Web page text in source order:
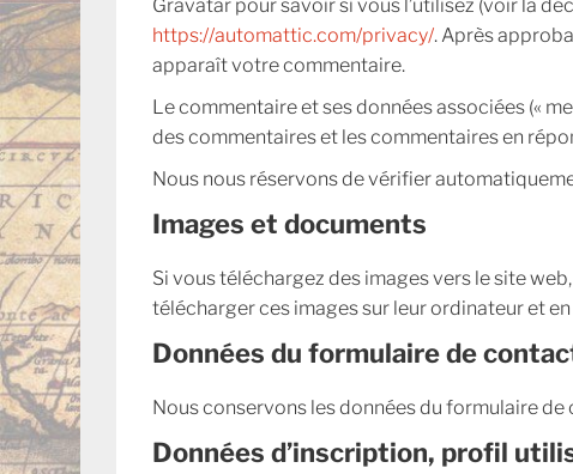
Gravatar pour savoir si vous l’utilisez (voir la
https://automattic.com/privacy/. Après
apparaît votre commentaire.
Le commentaire et ses données associées («
des commentaires et les commentaires en
Nous nous réservons de vérifier
Images et documents
Si vous téléchargez des images vers le site
télécharger ces images sur leur ordinateur et
Données du formulaire de
Nous conservons les données du formulaire
Données d’inscription, profil